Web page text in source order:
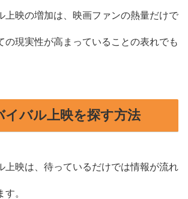
上映の増加は、映画ファンの熱量だけで
の現実性が高まっていることの表れでも
イバル上映を探す方法
上映は、待っているだけでは情報が流れ
。